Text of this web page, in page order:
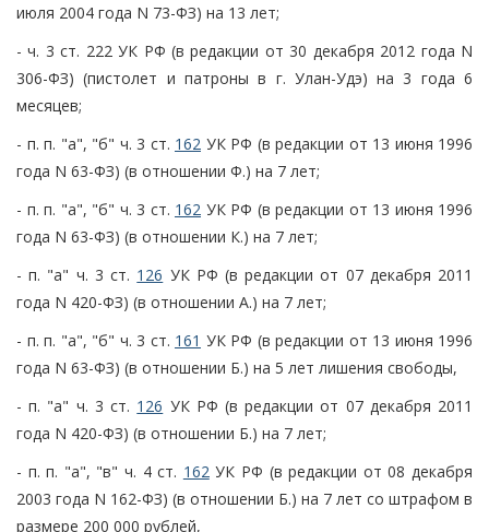
июля 2004 года N 73-ФЗ) на 13 лет;
- ч. 3 ст. 222 УК РФ (в редакции от 30 декабря 2012 года N
306-ФЗ) (пистолет и патроны в г. Улан-Удэ) на 3 года 6
месяцев;
- п. п. "а", "б" ч. 3 ст. 162 УК РФ (в редакции от 13 июня 1996
года N 63-ФЗ) (в отношении Ф.) на 7 лет;
- п. п. "а", "б" ч. 3 ст. 162 УК РФ (в редакции от 13 июня 1996
года N 63-ФЗ) (в отношении К.) на 7 лет;
- п. "а" ч. 3 ст. 126 УК РФ (в редакции от 07 декабря 2011
года N 420-ФЗ) (в отношении А.) на 7 лет;
- п. п. "а", "б" ч. 3 ст. 161 УК РФ (в редакции от 13 июня 1996
года N 63-ФЗ) (в отношении Б.) на 5 лет лишения свободы,
- п. "а" ч. 3 ст. 126 УК РФ (в редакции от 07 декабря 2011
года N 420-ФЗ) (в отношении Б.) на 7 лет;
- п. п. "а", "в" ч. 4 ст. 162 УК РФ (в редакции от 08 декабря
2003 года N 162-ФЗ) (в отношении Б.) на 7 лет со штрафом в
размере 200 000 рублей,